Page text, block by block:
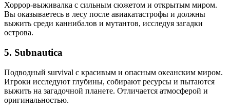
Хоррор-выживалка с сильным сюжетом и открытым миром.
Вы оказываетесь в лесу после авиакатастрофы и должны
выжить среди каннибалов и мутантов, исследуя загадки
острова.
5. Subnautica
Подводный survival с красивым и опасным океанским миром.
Игроки исследуют глубины, собирают ресурсы и пытаются
выжить на загадочной планете. Отличается атмосферой и
оригинальностью.